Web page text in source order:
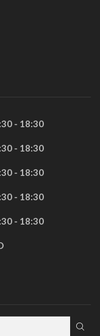
- 18:30
- 18:30
- 18:30
- 18:30
- 18:30